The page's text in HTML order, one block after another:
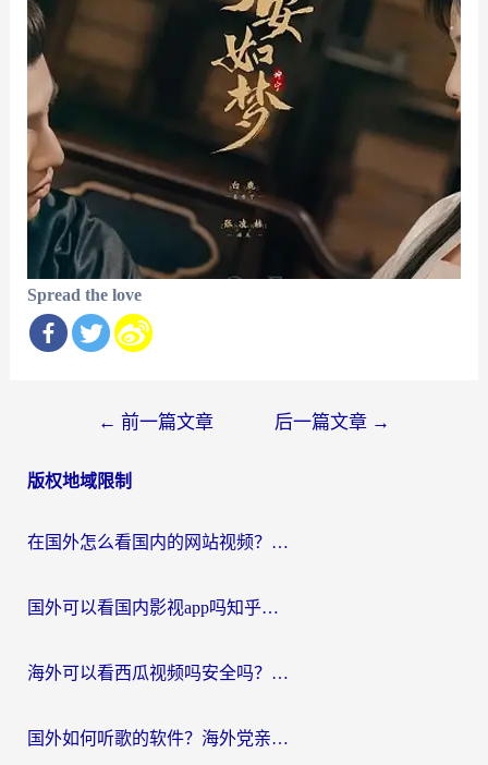
Spread the love
导
← 前一篇文章 后一篇文章 →
版权地域限制
在国外怎么看国内的网站视频？别再踩坑！选对加速器秒回国内冲浪
国外可以看国内影视app吗知乎？留学生亲测有效的回国加速方案
海外可以看西瓜视频吗安全吗？留学生亲测：3步解决回国追剧难题，附靠谱加速器推荐
国外如何听歌的软件？海外党亲测有效的回国加速器指南